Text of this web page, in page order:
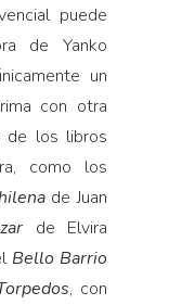
puede
de Yanko
un
con otra
de los libros
como los
de Juan
de Elvira
Bello Barrio
, con